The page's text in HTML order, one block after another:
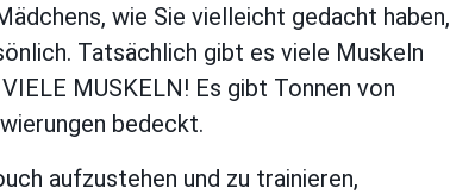
wie Sie vielleicht gedacht haben,
Tatsächlich gibt es viele Muskeln
MUSKELN! Es gibt Tonnen von
bedeckt.
aufzustehen und zu trainieren,